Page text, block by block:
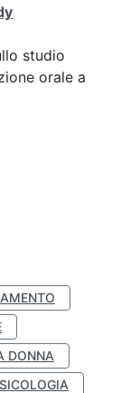
studio
orale a
DONNA